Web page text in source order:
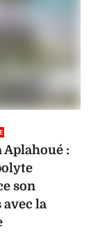
Aplahoué :
son
avec la